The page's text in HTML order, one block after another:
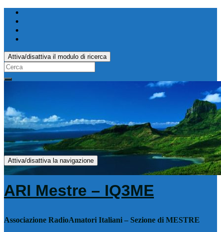
Attiva/disattiva il modulo di ricerca
Search
for:
Attiva/disattiva la navigazione
ARI Mestre – IQ3ME
Associazione RadioAmatori Italiani – Sezione di MESTRE